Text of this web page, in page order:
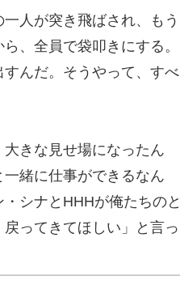
人が突き飛ばされ、もう
、全員で袋叩きにする。
んだ。そうやって、すべ
きな見せ場になったん
緒に仕事ができるなん
シナとHHHが俺たちのと
ってきてほしい」と言っ